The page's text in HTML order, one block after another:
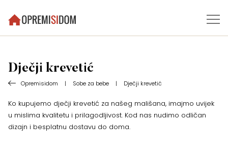
Dječji krevetić
Opremisidom | Sobe za bebe | Dječji krevetić
Ko kupujemo dječji krevetić za našeg mališana, imajmo uvijek
u mislima kvalitetu i prilagodljivost. Kod nas nudimo odličan
dizajn i besplatnu dostavu do doma.